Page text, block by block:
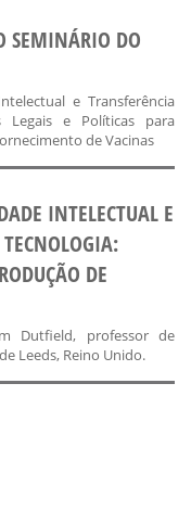
SEMINÁRIO DO
e Transferência
Legais e Políticas para
de Vacinas
INTELECTUAL E
DE
Dutfield, professor de
Leeds, Reino Unido.